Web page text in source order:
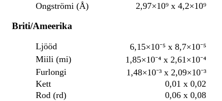
Ongströmi (Å)
2,97×10⁹ x 4,2×10⁹
Briti/Ameerika
Ljööd
6,15×10⁻⁵ x 8,7×10⁻⁵
Miili (mi)
1,85×10⁻⁴ x 2,61×10⁻⁴
Furlongi
1,48×10⁻³ x 2,09×10⁻³
Kett
0,01 x 0,02
Rod (rd)
0,06 x 0,08